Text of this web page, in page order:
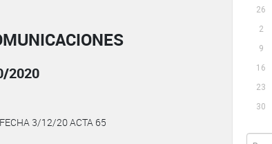
26
2
9
16
23
30
2020
3/12/20 ACTA 65